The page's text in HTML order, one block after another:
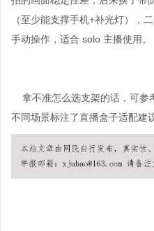
（至少能支撑手机+补光灯），
手动操作，适合 solo 主播使用。
拿不准怎么选支架的话，可参
不同场景标注了直播盒子适配建